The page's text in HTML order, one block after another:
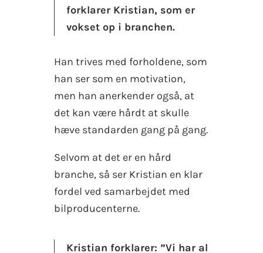
forklarer Kristian, som er
vokset op i branchen.
Han trives med forholdene, som
han ser som en motivation,
men han anerkender også, at
det kan være hårdt at skulle
hæve standarden gang på gang.
Selvom at det er en hård
branche, så ser Kristian en klar
fordel ved samarbejdet med
bilproducenterne.
Kristian forklarer: ”Vi har al